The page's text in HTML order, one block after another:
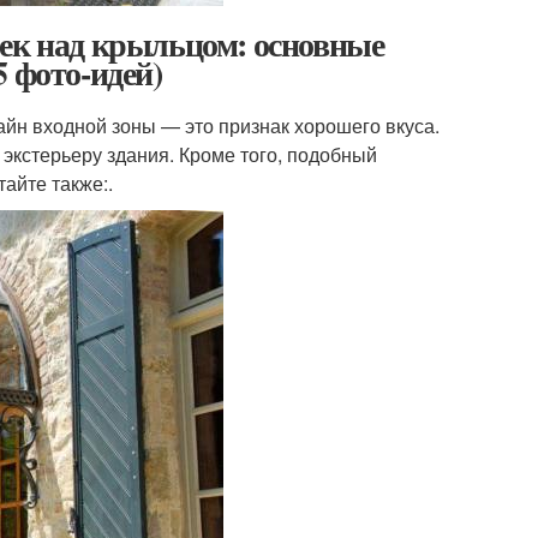
над крыльцом: основные
фото-идей)
входной зоны — это признак хорошего вкуса.
здания. Кроме того, подобный
также:.